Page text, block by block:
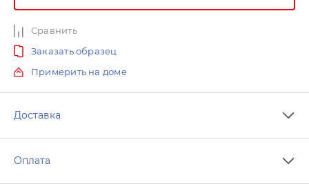
Сравнить
Заказать образец
Примерить на доме
Доставка
Оплата